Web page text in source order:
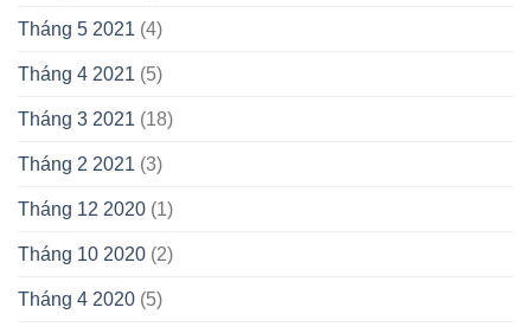
Tháng 5 2021 (4)
Tháng 4 2021 (5)
Tháng 3 2021 (18)
Tháng 2 2021 (3)
Tháng 12 2020 (1)
Tháng 10 2020 (2)
Tháng 4 2020 (5)